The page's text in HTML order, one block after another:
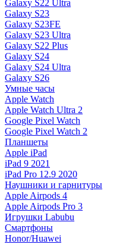
Galaxy S22 Ultra
Galaxy S23
Galaxy S23FE
Galaxy S23 Ultra
Galaxy S22 Plus
Galaxy S24
Galaxy S24 Ultra
Galaxy S26
Умные часы
Apple Watch
Apple Watch Ultra 2
Google Pixel Watch
Google Pixel Watch 2
Планшеты
Apple iPad
iPad 9 2021
iPad Pro 12.9 2020
Наушники и гарнитуры
Apple Airpods 4
Apple Airpods Pro 3
Игрушки Labubu
Смартфоны
Honor/Huawei